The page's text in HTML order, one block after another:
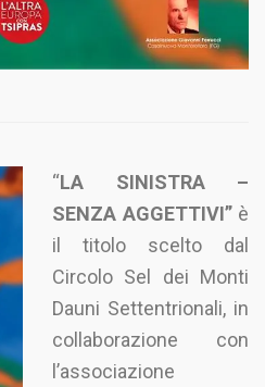
“LA SINISTRA –
SENZA AGGETTIVI”è
il titolo scelto dal
Circolo Sel dei Monti
Dauni Settentrionali, in
collaborazione con
l’associazione